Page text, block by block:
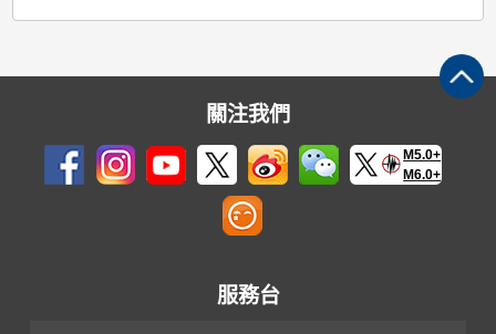
關注我們
M5.0+
M6.0+
服務台